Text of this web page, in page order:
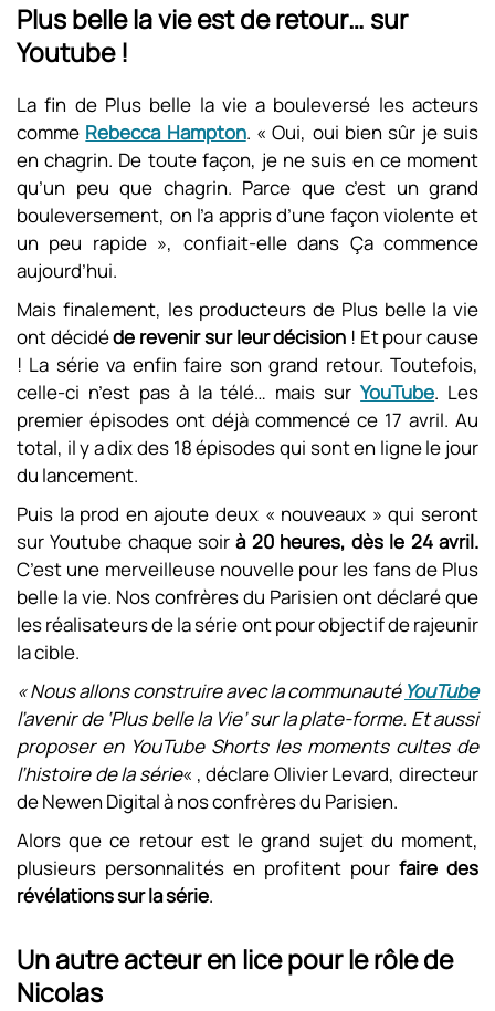
Plus belle la vie est de retour… sur
Youtube !
La fin de Plus belle la vie a bouleversé les acteurs
comme Rebecca Hampton. « Oui, oui bien sûr je suis
en chagrin. De toute façon, je ne suis en ce moment
qu’un peu que chagrin. Parce que c’est un grand
bouleversement, on l’a appris d’une façon violente et
un peu rapide », confiait-elle dans Ça commence
aujourd’hui.
Mais finalement, les producteurs de Plus belle la vie
ont décidéde revenir sur leur décision ! Et pour cause
! La série va enfin faire son grand retour. Toutefois,
celle-ci n’est pas à la télé… mais surYouTube. Les
premier épisodes ont déjà commencé ce 17 avril. Au
total, il y a dix des 18 épisodes qui sont en ligne le jour
du lancement.
Puis la prod en ajoute deux « nouveaux » qui seront
sur Youtube chaque soirà 20 heures, dès le 24 avril.
C’est une merveilleuse nouvelle pour les fans de Plus
belle la vie. Nos confrères du Parisien ont déclaré que
les réalisateurs de la série ont pour objectif de rajeunir
la cible.
« Nous allons construire avec la communauté YouTube
l’avenir de ‘Plus belle la Vie’ sur la plate-forme. Et aussi
proposer en YouTube Shorts les moments cultes de
l’histoire de la série« , déclare Olivier Levard, directeur
de Newen Digital à nos confrères du Parisien.
Alors que ce retour est le grand sujet du moment,
plusieurs personnalités en profitent pour faire des
révélations sur la série.
Un autre acteur en lice pour le rôle de
Nicolas